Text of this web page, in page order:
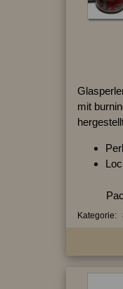
mit
Kategorie: